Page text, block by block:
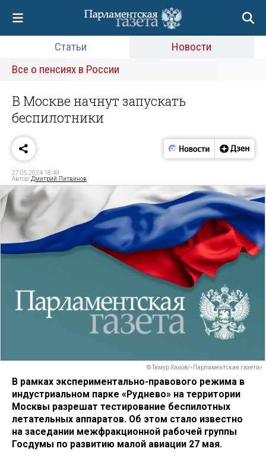
Статьи
Новости
Все о пенсиях в России
В Москве начнут запускать
беспилотники
27.05.2024 18:49
Автор: Дмитрий Литвинов
© Тимур Ханов/«Парламентская газета»
В рамках экспериментально-правового режима в
индустриальном парке «Руднево» на территории
Москвы разрешат тестирование беспилотных
летательных аппаратов. Об этом стало известно
на заседании межфракционной рабочей группы
Госдумы по развитию малой авиации 27 мая.